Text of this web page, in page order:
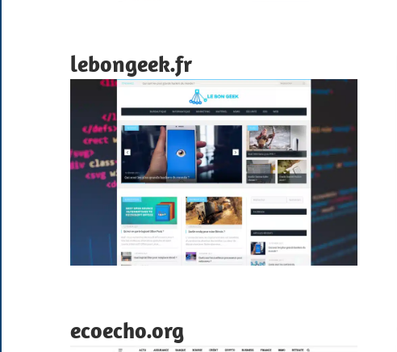
lebongeek.fr
ecoecho.org